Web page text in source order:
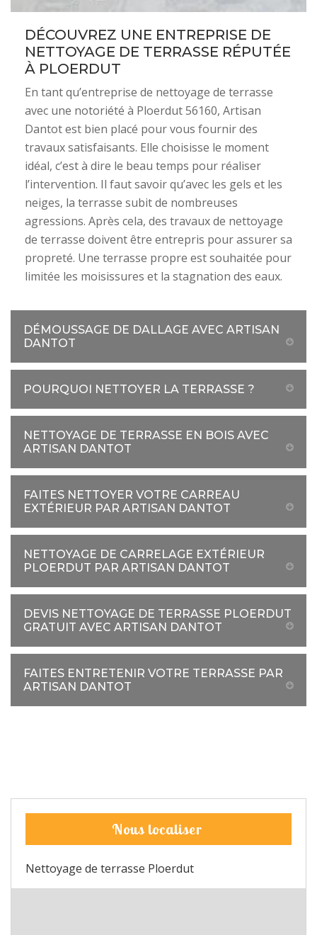
DÉCOUVREZ UNE ENTREPRISE DE
NETTOYAGE DE TERRASSE RÉPUTÉE
À PLOERDUT
En tant qu’entreprise de nettoyage de terrasse
avec une notoriété à Ploerdut 56160, Artisan
Dantot est bien placé pour vous fournir des
travaux satisfaisants. Elle choisisse le moment
idéal, c’est à dire le beau temps pour réaliser
l’intervention. Il faut savoir qu’avec les gels et les
neiges, la terrasse subit de nombreuses
agressions. Après cela, des travaux de nettoyage
de terrasse doivent être entrepris pour assurer sa
propreté. Une terrasse propre est souhaitée pour
limitée les moisissures et la stagnation des eaux.
DÉMOUSSAGE DE DALLAGE AVEC ARTISAN
DANTOT
POURQUOI NETTOYER LA TERRASSE ?
NETTOYAGE DE TERRASSE EN BOIS AVEC
ARTISAN DANTOT
FAITES NETTOYER VOTRE CARREAU
EXTÉRIEUR PAR ARTISAN DANTOT
NETTOYAGE DE CARRELAGE EXTÉRIEUR
PLOERDUT PAR ARTISAN DANTOT
DEVIS NETTOYAGE DE TERRASSE PLOERDUT
GRATUIT AVEC ARTISAN DANTOT
FAITES ENTRETENIR VOTRE TERRASSE PAR
ARTISAN DANTOT
Nous localiser
Nettoyage de terrasse Ploerdut